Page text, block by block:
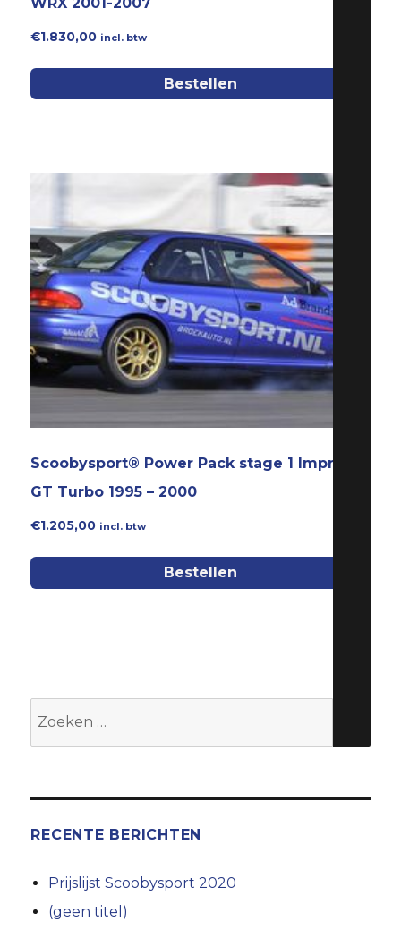
€1.830,00 incl. btw
Bestellen
Scoobysport® Power Pack stage 1 Impreza
GT Turbo 1995 – 2000
€1.205,00 incl. btw
Bestellen
RECENTE BERICHTEN
Prijslijst Scoobysport 2020
(geen titel)